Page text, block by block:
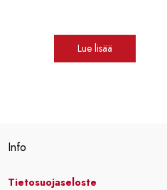
Lue lisää
Info
Tietosuojaseloste